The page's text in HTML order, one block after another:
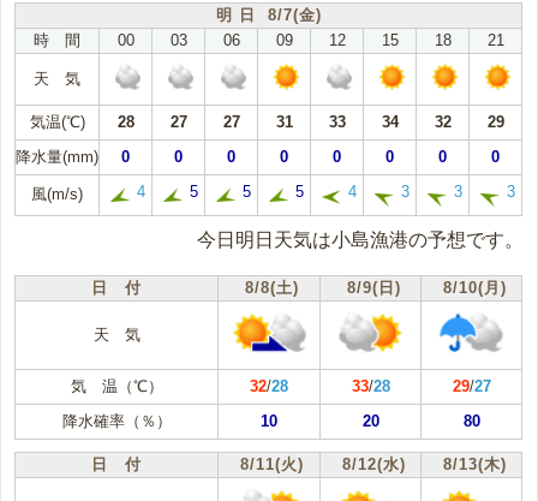
明 日 8/7(金)
時 間
00 03 06 09 12 15 18 21
天 気
気温(℃) 28 27 27 31 33 34 32
29
降水量(mm)
0 0 0 0 0 0 0 0
風(m/s) 4 5 5 5 4 3 3 3
今日明日天気は小島漁港の予想です。
日 付 8/8(土) 8/9(日) 8/10(月)
天 気
気 温（℃） 32/28 33/28 29/27
降水確率（％）
10 20 80
日 付 8/11(火) 8/12(水) 8/13(木)